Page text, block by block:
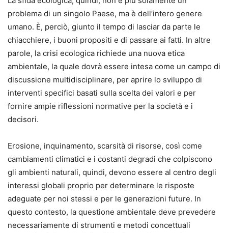
problema di un singolo Paese, ma è dell’intero genere
umano. È, perciò, giunto il tempo di lasciar da parte le
chiacchiere, i buoni propositi e di passare ai fatti. In altre
parole, la crisi ecologica richiede una nuova etica
ambientale, la quale dovrà essere intesa come un campo di
discussione multidisciplinare, per aprire lo sviluppo di
interventi specifici basati sulla scelta dei valori e per
fornire ampie riflessioni normative per la società e i
decisori.
Erosione, inquinamento, scarsità di risorse, così come
cambiamenti climatici e i costanti degradi che colpiscono
gli ambienti naturali, quindi, devono essere al centro degli
interessi globali proprio per determinare le risposte
adeguate per noi stessi e per le generazioni future. In
questo contesto, la questione ambientale deve prevedere
necessariamente di strumenti e metodi concettuali